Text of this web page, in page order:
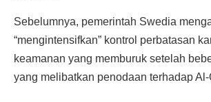
Sebelumnya, pemerintah Swedia
“mengintensifkan” kontrol perbatasan
keamanan yang memburuk setelah
yang melibatkan penodaan terhadap Al-